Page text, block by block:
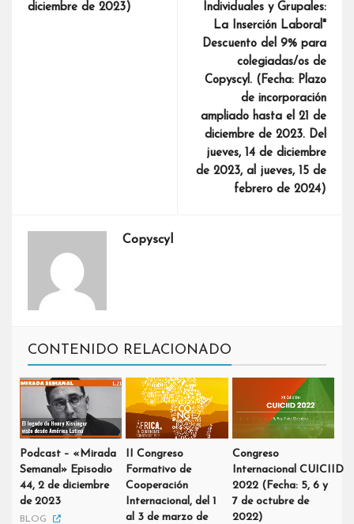
diciembre de 2023)
Individuales y Grupales:
La Inserción Laboral"
Descuento del 9% para
colegiadas/os de
Copyscyl. (Fecha: Plazo
de incorporación
ampliado hasta el 21 de
diciembre de 2023. Del
jueves, 14 de diciembre
de 2023, al jueves, 15 de
febrero de 2024)
Copyscyl
CONTENIDO RELACIONADO
Podcast – «Mirada
Semanal» Episodio
44, 2 de diciembre
de 2023
BLOG
II Congreso
Formativo de
Cooperación
Internacional, del 1
al 3 de marzo de
Congreso
Internacional CUICIID
2022 (Fecha: 5, 6 y
7 de octubre de
2022)